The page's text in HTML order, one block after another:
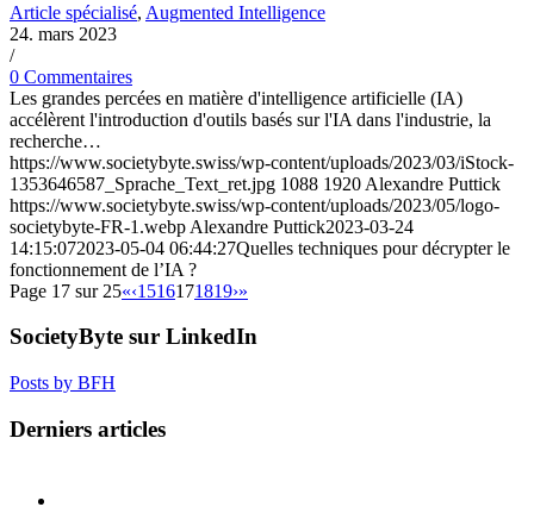
Article spécialisé, Augmented Intelligence
24. mars 2023
/
0 Commentaires
Les grandes percées en matière d'intelligence artificielle (IA)
accélèrent l'introduction d'outils basés sur l'IA dans l'industrie, la
recherche…
https://www.societybyte.swiss/wp-content/uploads/2023/03/iStock-
1353646587_Sprache_Text_ret.jpg 1088 1920 Alexandre Puttick
https://www.societybyte.swiss/wp-content/uploads/2023/05/logo-
societybyte-FR-1.webp Alexandre Puttick2023-03-24
14:15:072023-05-04 06:44:27Quelles techniques pour décrypter le
fonctionnement de l’IA ?
Page 17 sur 25«‹1516171819›»
SocietyByte sur LinkedIn
Posts by BFH
Derniers articles